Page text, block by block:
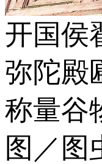
开国侯
弥陀殿
称量谷
图／图